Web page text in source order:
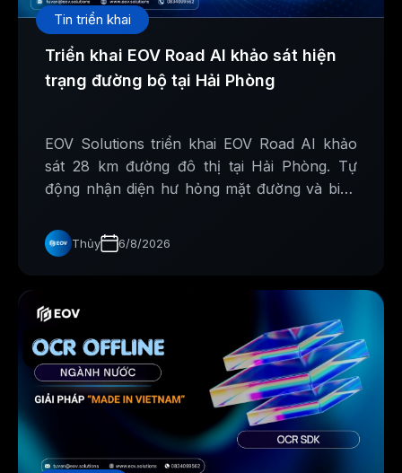
Tin triển khai
Triển khai EOV Road AI khảo sát hiện
trạng đường bộ tại Hải Phòng
EOV Solutions triển khai EOV Road AI khảo
sát 28 km đường đô thị tại Hải Phòng. Tự
động nhận diện hư hỏng mặt đường và biển
phục vụ công tác quản lý, bảo trì hạ tầng.
Thủy 6/8/2026